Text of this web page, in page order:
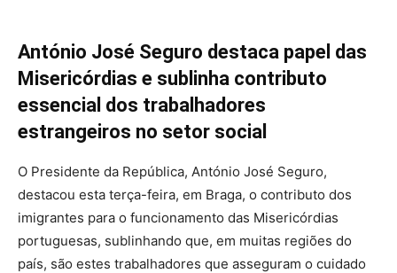
António José Seguro destaca papel das
Misericórdias e sublinha contributo
essencial dos trabalhadores
estrangeiros no setor social
O Presidente da República, António José Seguro,
destacou esta terça-feira, em Braga, o contributo dos
imigrantes para o funcionamento das Misericórdias
portuguesas, sublinhando que, em muitas regiões do
país, são estes trabalhadores que asseguram o cuidado